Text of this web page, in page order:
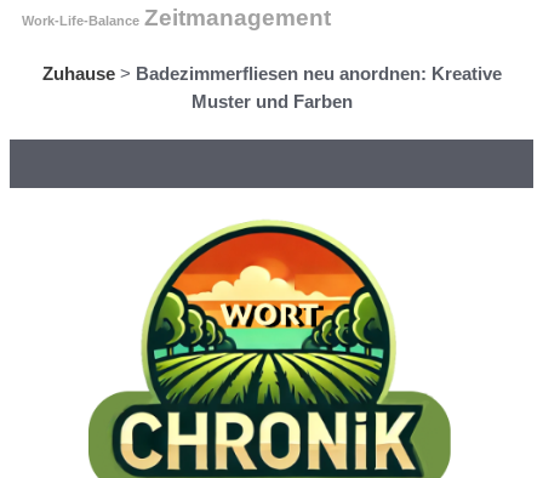
Work-Life-Balance Zeitmanagement
Zuhause> Badezimmerfliesen neu anordnen: Kreative
Muster und Farben